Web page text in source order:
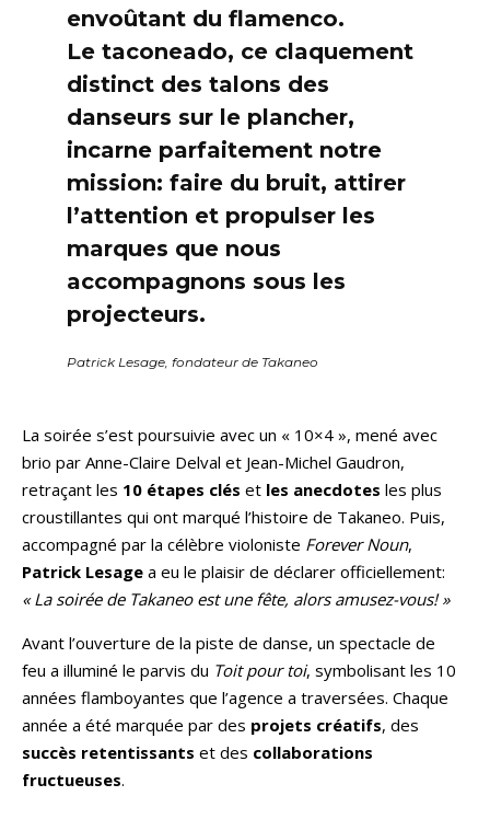
envoûtant du flamenco.
Le taconeado, ce claquement
distinct des talons des
danseurs sur le plancher,
incarne parfaitement notre
mission: faire du bruit, attirer
l’attention et propulser les
marques que nous
accompagnons sous les
projecteurs.
Patrick Lesage, fondateur de Takaneo
La soirée s’est poursuivie avec un « 10×4 », mené avec
brio par Anne-Claire Delval et Jean-Michel Gaudron,
retraçant les 10 étapes clés et les anecdotes les plus
croustillantes qui ont marqué l’histoire de Takaneo. Puis,
accompagné par la célèbre violoniste Forever Noun,
Patrick Lesage a eu le plaisir de déclarer officiellement:
« La soirée de Takaneo est une fête, alors amusez-vous! »
Avant l’ouverture de la piste de danse, un spectacle de
feu a illuminé le parvis du Toit pour toi, symbolisant les 10
années flamboyantes que l’agence a traversées. Chaque
année a été marquée par des projets créatifs, des
succès retentissants et des collaborations
fructueuses.